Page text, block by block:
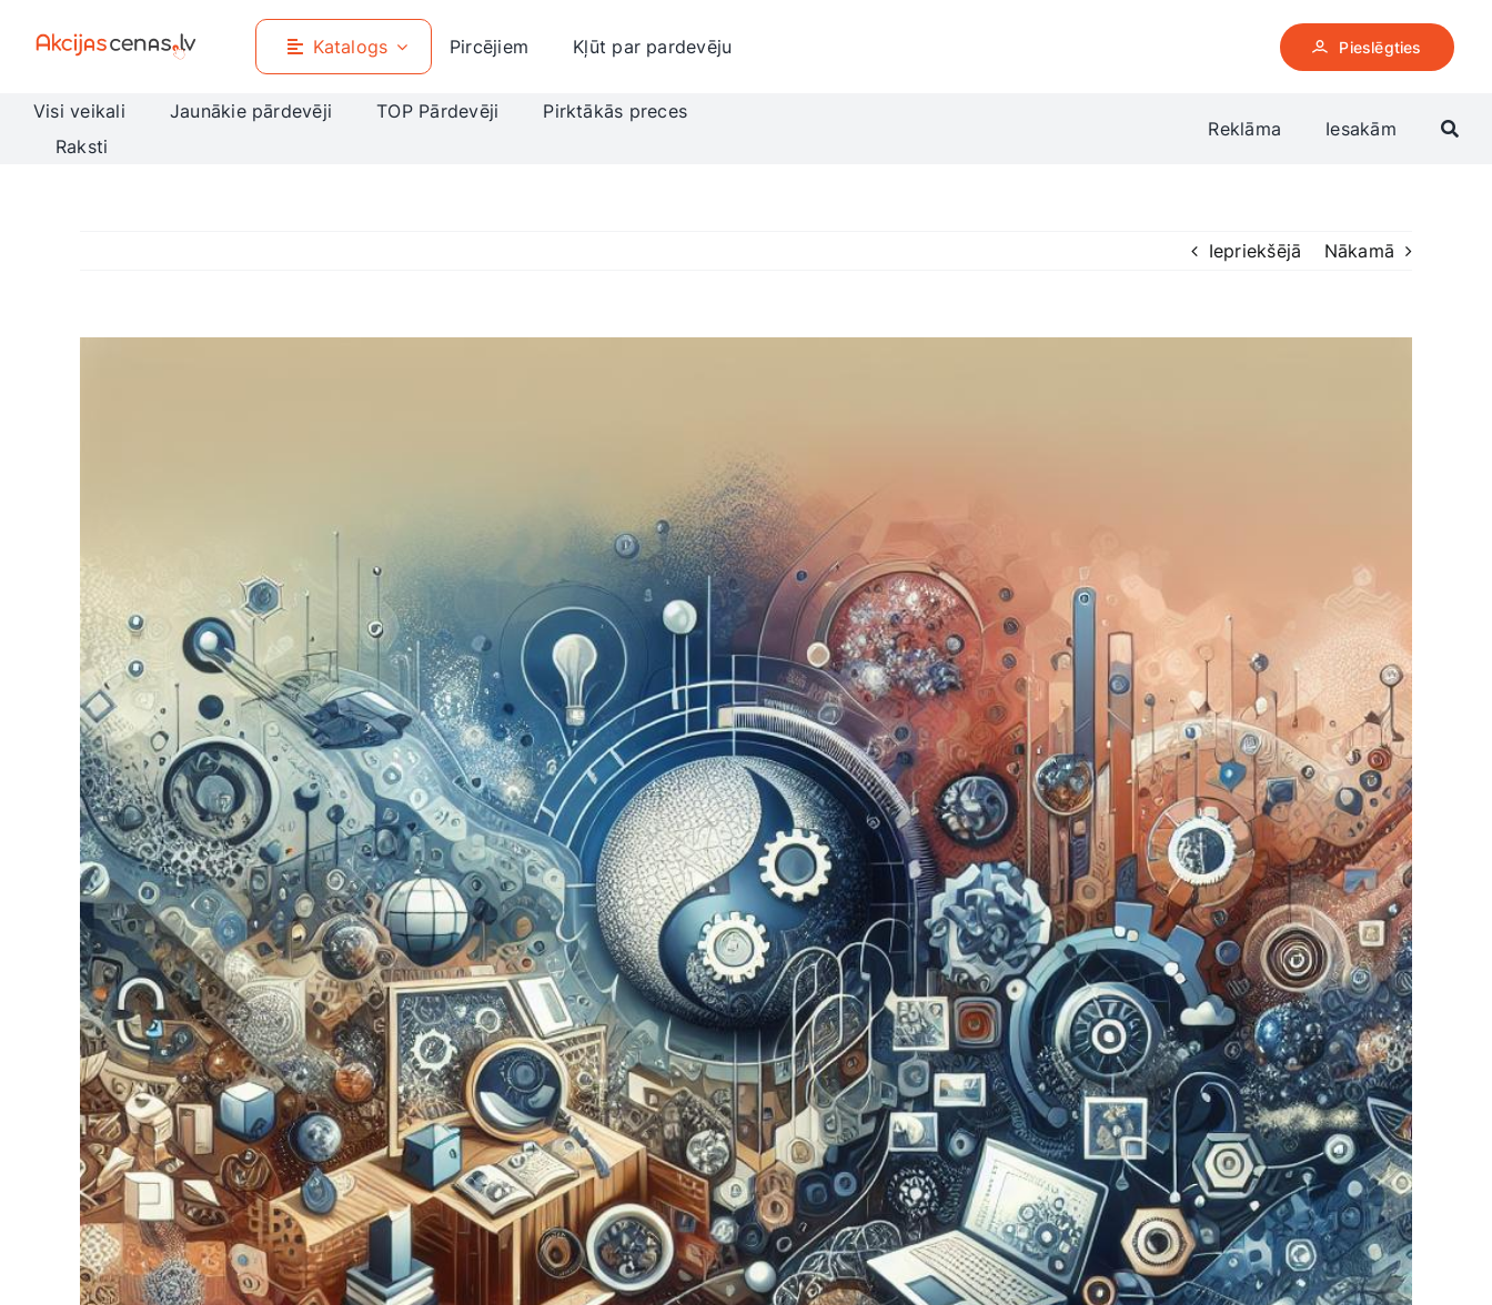
Katalogs Pircējiem Kļūt par pardevēju Pieslēgties
Visi veikali Jaunākie pārdevēji TOP Pārdevēji
Pirktākās preces
Raksti
Reklāma Iesakām
Iepriekšējā Nākamā